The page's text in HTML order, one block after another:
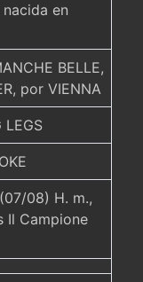
en
BELLE,
por VIENNA
LEGS
08) H. m.,
Il Campione